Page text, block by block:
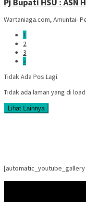
Wartaniaga.com, Amuntai-
1
2
3
»
Tidak Ada Pos Lagi.
Tidak ada laman yang di load.
Lihat Lainnya
[automatic_youtube_gallery